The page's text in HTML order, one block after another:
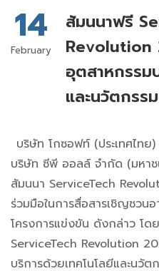
14
February
สัมนนาฟรี
Revolution
อุตสาหกรรม
และนวัตกรร
บริษัท โกซอฟท์ (ประเทศไท
บริษัท ซีพี ออลล์ จำกัด (มหา
สัมนนา ServiceTech
ร่วมมือในการสื่อสารเชิญชวน
โครงการแข่งขัน ดังกล่าว โด
ServiceTech Revolution
บริการด้วยเทคโนโลยีและนวั